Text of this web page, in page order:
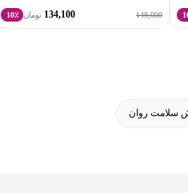
149,000
134,100 تومان 10٪
سلامت روان